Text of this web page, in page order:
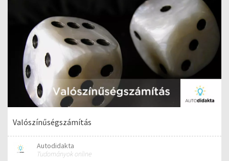
Valószínűségszámítás
Autodidakta
Tudományok online